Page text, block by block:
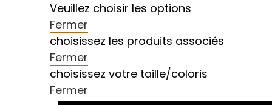
Veuillez choisir les options
Fermer
choisissez les produits associés
Fermer
choisissez votre taille/coloris
Fermer